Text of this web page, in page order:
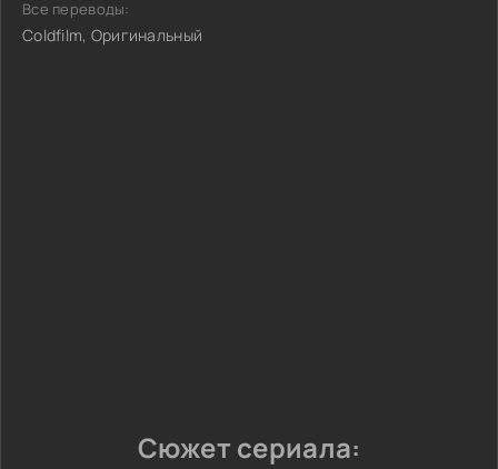
Все переводы:
Coldfilm, Оригинальный
Сюжет сериала: